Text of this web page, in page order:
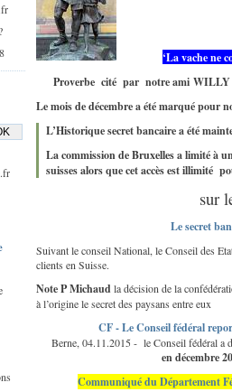
‘La vache ne
Proverbe cité par notre ami WILLY
Le mois de décembre a été marqué pour
L’Historique secret bancaire a été
La commission de Bruxelles a limité à
suisses alors que cet accès est illimité
sur
Le secret
Suivant le conseil National, le Conseil des
clients en Suisse.
Note P Michaudla décision de la
à l’origine le secret des paysans entre eux
CF - Le Conseil fédéral
Berne, 04.11.2015 - le Conseil fédéral a
en décembre
Communiqué du Département